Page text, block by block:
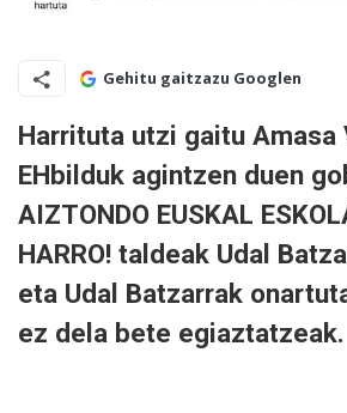
Gehitu gaitzazu Googlen
Harrituta utzi gaitu Amasa
EHbilduk agintzen duen
AIZTONDO EUSKAL
HARRO! taldeak Udal
eta Udal Batzarrak
ez dela bete egiaztatzeak.